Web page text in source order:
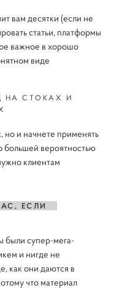
вам десятки (если не
статьи, платформы
важное в хорошо
виде
НА СТОКАХ И
но и начнете применять
большей вероятностью
клиентам
ЕСЛИ
были супер-мега-
и нигде не
как они даются в
что материал